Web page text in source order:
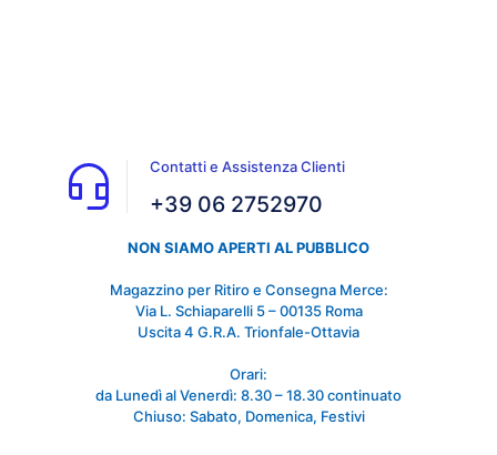
Contatti e Assistenza Clienti
+39 06 2752970
NON SIAMO APERTI AL PUBBLICO
Magazzino per Ritiro e Consegna Merce:
Via L. Schiaparelli 5 – 00135 Roma
Uscita 4 G.R.A. Trionfale-Ottavia
Orari:
da Lunedì al Venerdì: 8.30 – 18.30 continuato
Chiuso: Sabato, Domenica, Festivi